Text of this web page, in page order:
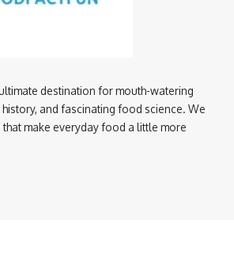
destination for mouth-watering
and fascinating food science. We
make everyday food a little more